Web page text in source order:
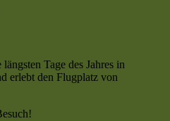
Tage des Jahres in
erlebt den Flugplatz von